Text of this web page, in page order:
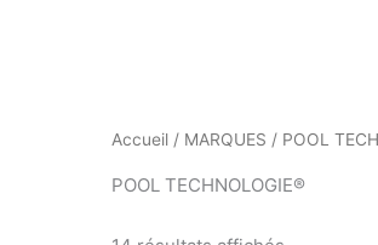
Accueil / MARQUES / POOL
POOL TECHNOLOGIE®